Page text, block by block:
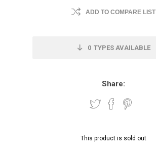
ADD TO COMPARE LIST
0 TYPES AVAILABLE
Share:
This product is sold out